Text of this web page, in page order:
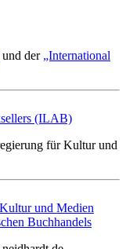
und der „International
für Kultur und